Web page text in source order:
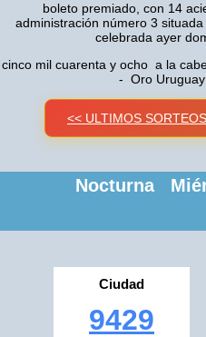
boleto premiado, con 14
administración número 3
celebrada ayer
cinco mil cuarenta y ocho a la
- Oro
<< ULTIMOS
Nocturna
Ciudad
9429